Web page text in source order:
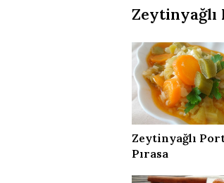
Zeytinyağlı
Zeytinyağlı
Pırasa